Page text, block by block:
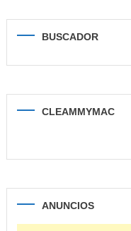
BUSCADOR
CLEAMMYMAC
ANUNCIOS